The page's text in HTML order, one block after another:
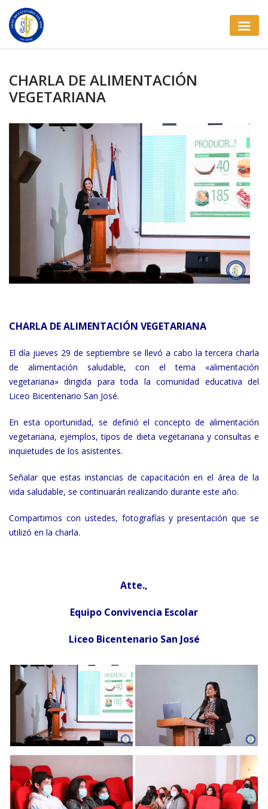
CHARLA DE ALIMENTACIÓN
VEGETARIANA
CHARLA DE ALIMENTACIÓN VEGETARIANA
El día jueves 29 de septiembre se llevó a cabo la tercera charla
de alimentación saludable, con el tema «alimentación
vegetariana» dirigida para toda la comunidad educativa del
Liceo Bicentenario San José.
En esta oportunidad, se definió el concepto de alimentación
vegetariana, ejemplos, tipos de dieta vegetariana y consultas e
inquietudes de los asistentes.
Señalar que estas instancias de capacitación en el área de la
vida saludable, se continuarán realizando durante este año.
Compartimos con ustedes, fotografías y presentación que se
utilizó en la charla.
Atte.,
Equipo Convivencia Escolar
Liceo Bicentenario San José